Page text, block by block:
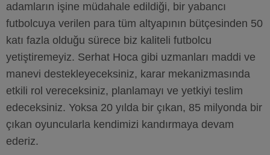
adamların işine müdahale edildiği, bir yabancı
futbolcuya verilen para tüm altyapının bütçesinden 50
katı fazla olduğu sürece biz kaliteli futbolcu
yetiştiremeyiz. Serhat Hoca gibi uzmanları maddi ve
manevi destekleyeceksiniz, karar mekanizmasında
etkili rol vereceksiniz, planlamayı ve yetkiyi teslim
edeceksiniz. Yoksa 20 yılda bir çıkan, 85 milyonda bir
çıkan oyuncularla kendimizi kandırmaya devam
ederiz.